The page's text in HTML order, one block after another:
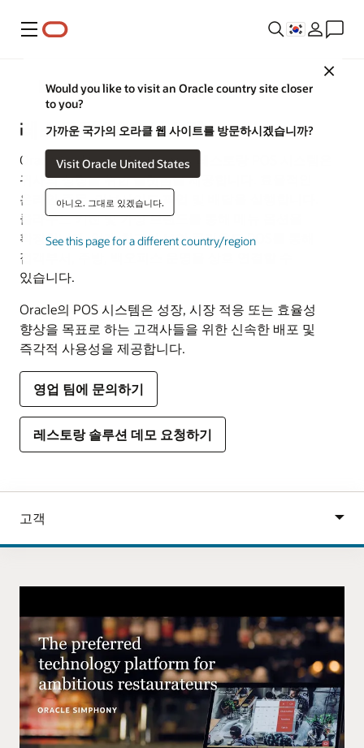
메뉴
Close
Would you like to visit an Oracle country site closer
to you?
가까운 국가의 오라클 웹 사이트를 방문하시겠습니까?
Visit Oracle United States
아니오. 그대로 있겠습니다.
See this page for a different country/region
식음료
레스토랑 POS 시스템
Oracle의 다재다능하고 안전한 레스토랑 POS 시스템은
귀사의 성장을 위한 플랫폼을 제공합니다. 효율적인
온라인 주문, 커브사이드 픽업 및 배달을 실행합니다.
클라우드 키친 및 가상 브랜드를 통해 메뉴 옵션을
확장합니다. 업계 최고의 보안 클라우드 POS를 통해
접객부서, 주방, 백오피스 운영을 상호 연결할 수
있습니다.
Oracle의 POS 시스템은 성장, 시장 적응 또는 효율성
향상을 목표로 하는 고객사들을 위한 신속한 배포 및
즉각적 사용성을 제공합니다.
영업 팀에 문의하기
레스토랑 솔루션 데모 요청하기